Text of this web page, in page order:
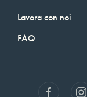
Lavora con noi
FAQ